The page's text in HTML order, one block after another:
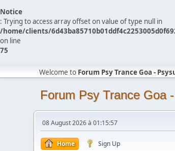
Notice
: Trying to access array offset on value of type null in
/home/clients/
on line
75
Welcome to Forum Psy Trance Goa -
Forum Psy Trance Goa
08 August 2026 à 01:15:57
Home Sign Up